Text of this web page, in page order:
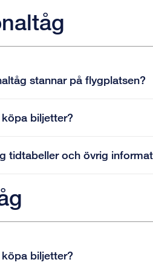
stannar på flygplatsen?
biljetter?
tidtabeller och övrig
biljetter?